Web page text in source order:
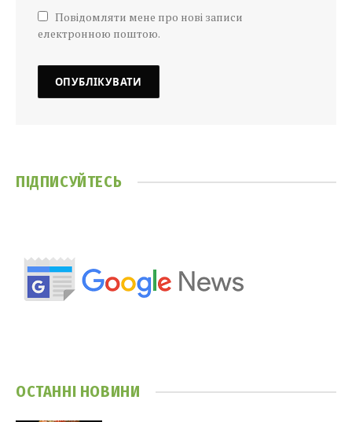
Повідомляти мене про нові записи
електронною поштою.
ПІДПИСУЙТЕСЬ
ОСТАННІ НОВИНИ